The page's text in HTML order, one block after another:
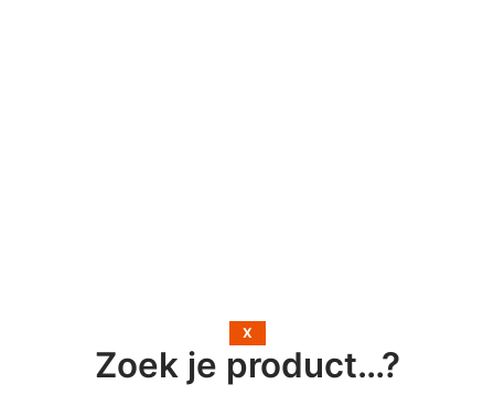
X
Zoek je product…?